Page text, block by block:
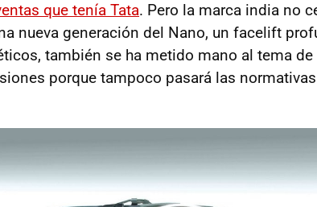
que tenía Tata. Pero la marca india no
nueva generación del Nano, un facelift
también se ha metido mano al tema de
porque tampoco pasará las